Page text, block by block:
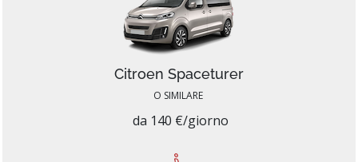
Citroen Spaceturer
O SIMILARE
da 140 €/giorno